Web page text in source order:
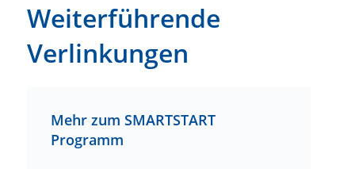
Weiterführende
Verlinkungen
Mehr zum SMARTSTART
Programm